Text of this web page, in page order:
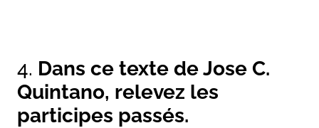
4. Dans ce texte de Jose C.
Quintano, relevez les
participes passés.